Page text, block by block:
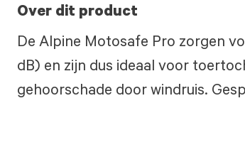
Over dit product
De Alpine Motosafe Pro zorgen
dB) en zijn dus ideaal voor
gehoorschade door windruis.